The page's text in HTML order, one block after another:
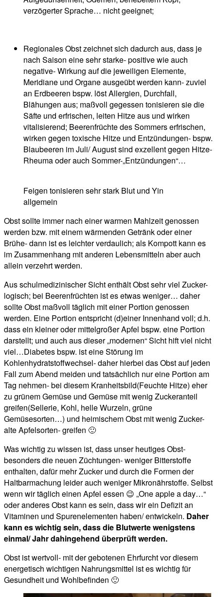
verzögerter Sprache… nicht geeignet;
Regionales Obst zeichnet sich dadurch aus, dass je
nach Saison eine sehr starke- positive wie auch
negative- Wirkung auf die jeweiligen Elemente,
Meridiane und Organe ausgeübt werden kann- zuviel
an Erdbeeren bspw. löst Allergien, Durchfall,
Blähungen aus; maßvoll gegessen tonisieren sie die
Säfte und erfrischen, leiten Hitze aus und wirken
vitalisierend; Beerenfrüchte des Sommers erfrischen,
wirken gegen toxische Hitze und Entzündungen- bspw.
Blaubeeren im Juli/ August sind exzellent gegen Hitze-
Rheuma oder auch Sommer-„Entzündungen“…
Feigen tonisieren sehr stark Blut und Yin
allgemein
Obst sollte immer nach einer warmen Mahlzeit genossen
werden bzw. mit einem wärmenden Getränk oder einer
Brühe- dann ist es leichter verdaulich; als Kompott kann es
im Zusammenhang mit anderen Lebensmitteln aber auch
allein verzehrt werden.
Aus schulmedizinischer Sicht enthält Obst sehr viel Zucker-
logisch; bei Beerenfrüchten ist es etwas weniger… daher
sollte Obst maßvoll täglich mit einer Portion genossen
werden. Eine Portion entspricht (d)einer Innenhand voll; d.h.
dass ein kleiner oder mittelgroßer Apfel bspw. eine Portion
darstellt; und auch aus dieser „modernen“ Sicht hift viel nicht
viel…Diabetes bspw. ist eine Störung im
Kohlenhydratstoffwechsel- daher hierbei das Obst auf jeden
Fall zum Abend meiden und tatsächlich nur eine Portion am
Tag nehmen- bei diesem Kranheitsbild(Feuchte Hitze) eher
zu grünem Gemüse und Gemüse mit wenig Zuckeranteil
greifen(Sellerie, Kohl, helle Wurzeln, grüne
Gemüsesorten…) und heimischem Obst mit wenig Zucker-
alte Apfelsorten- greifen 🙂
Was wichtig zu wissen ist, dass unser heutiges Obst-
besonders die neuen Züchtungen- weniger Bitterstoffe
enthalten, dafür mehr Zucker und durch die Formen der
Haltbarmachung leider auch weniger Mikronährstoffe. Selbst
wenn wir täglich einen Apfel essen 😉 „One apple a day…“
oder anderes Obst kann es sein, dass wir ein Defizit an
Vitaminen und Spurenelementen haben/ entwickeln. Daher
kann es wichtig sein, dass die Blutwerte wenigstens
einmal/ Jahr dahingehend überprüft werden.
Obst ist wertvoll- mit der gebotenen Ehrfurcht vor diesem
energetisch wichtigen Nahrungsmittel ist es wichtig für
Gesundheit und Wohlbefinden 🙂